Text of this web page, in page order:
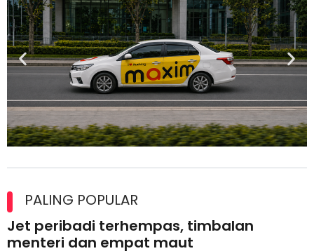
lesen separuh pertama 2026
PALING POPULAR
Jet peribadi terhempas, timbalan
menteri dan empat maut